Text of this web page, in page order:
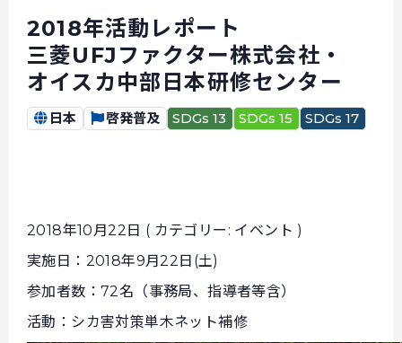
2018年活動レポート
三菱UFJファクター株式会社・
オイスカ中部日本研修センター
日本 啓発普及 SDGs 13 SDGs 15 SDGs 17
2018年10月22日 ( カテゴリー: イベント )
実施日：2018年9月22日(土)
参加者数：72名（事務局、指導者等含）
活動：シカ害対策単木ネット補修